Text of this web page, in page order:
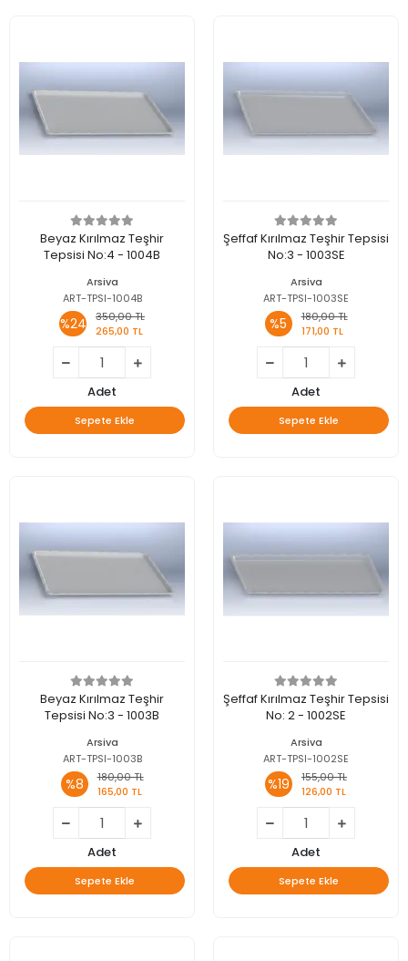
Beyaz Kırılmaz Teşhir
Tepsisi No:4 - 1004B
Arsiva
ART-TPSI-1004B
%24
350,00 TL
265,00 TL
Adet
Sepete Ekle
Şeffaf Kırılmaz Teşhir Tepsisi
No:3 - 1003SE
Arsiva
ART-TPSI-1003SE
%5
180,00 TL
171,00 TL
Adet
Sepete Ekle
Beyaz Kırılmaz Teşhir
Tepsisi No:3 - 1003B
Arsiva
ART-TPSI-1003B
%8
180,00 TL
165,00 TL
Adet
Sepete Ekle
Şeffaf Kırılmaz Teşhir Tepsisi
No: 2 - 1002SE
Arsiva
ART-TPSI-1002SE
%19
155,00 TL
126,00 TL
Adet
Sepete Ekle